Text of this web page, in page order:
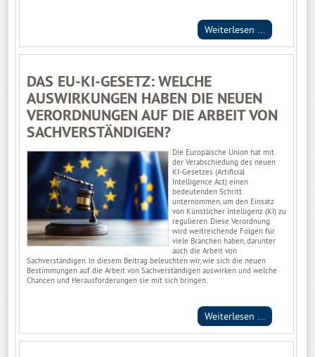
Weiterlesen ...
DAS EU-KI-GESETZ: WELCHE
AUSWIRKUNGEN HABEN DIE NEUEN
VERORDNUNGEN AUF DIE ARBEIT VON
SACHVERSTÄNDIGEN?
Die Europäische Union hat mit
der Verabschiedung des neuen
KI-Gesetzes (Artificial
Intelligence Act) einen
bedeutenden Schritt
unternommen, um den Einsatz
von Künstlicher Intelligenz (KI) zu
regulieren. Diese Verordnung
wird weitreichende Folgen für
viele Branchen haben, darunter
auch die Arbeit von
Sachverständigen. In diesem Beitrag beleuchten wir, wie sich die neuen
Bestimmungen auf die Arbeit von Sachverständigen auswirken und welche
Chancen und Herausforderungen sie mit sich bringen.
Weiterlesen ...